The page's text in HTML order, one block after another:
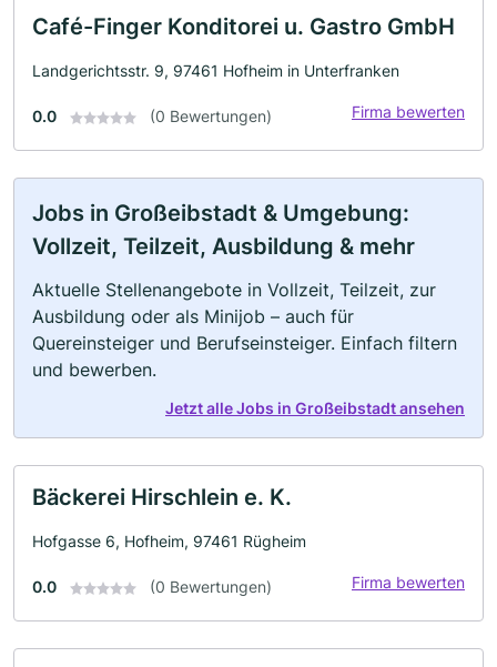
Café-Finger Konditorei u. Gastro GmbH
Landgerichtsstr. 9, 97461 Hofheim in Unterfranken
0.0 (0 Bewertungen) Firma bewerten
Jobs in Großeibstadt & Umgebung:
Vollzeit, Teilzeit, Ausbildung & mehr
Aktuelle Stellenangebote in Vollzeit, Teilzeit, zur
Ausbildung oder als Minijob – auch für
Quereinsteiger und Berufseinsteiger. Einfach filtern
und bewerben.
Jetzt alle Jobs in Großeibstadt ansehen
Bäckerei Hirschlein e. K.
Hofgasse 6, Hofheim, 97461 Rügheim
0.0 (0 Bewertungen) Firma bewerten